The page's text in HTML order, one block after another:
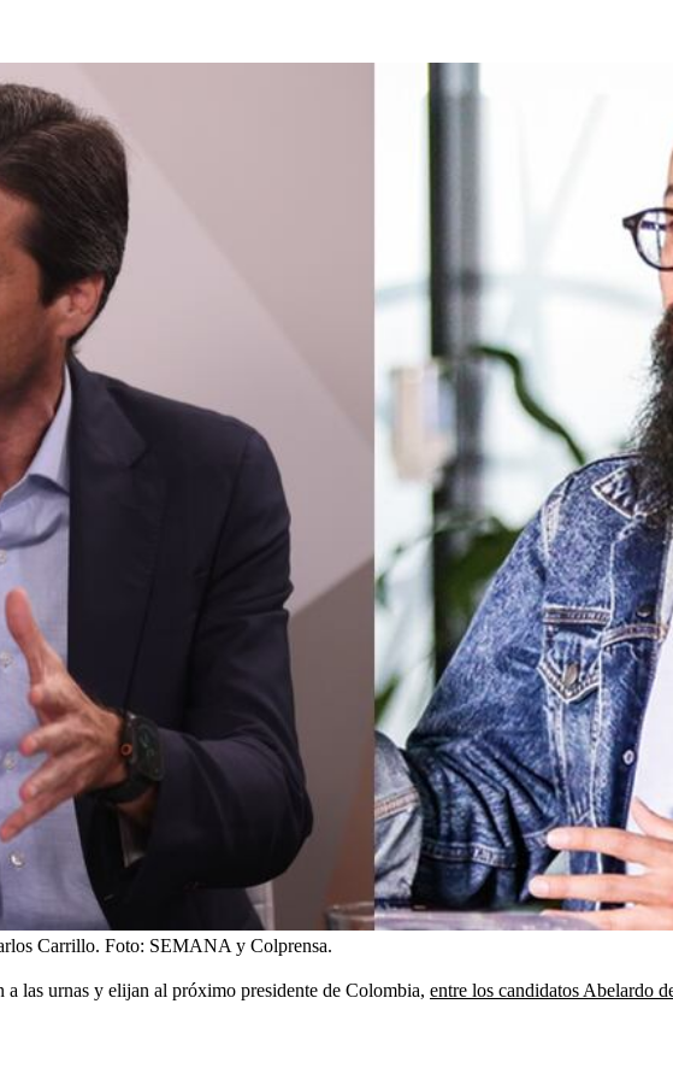
Carrillo. Foto: SEMANA y Colprensa.
las urnas y elijan al próximo presidente de Colombia, entre los candidatos Abelardo